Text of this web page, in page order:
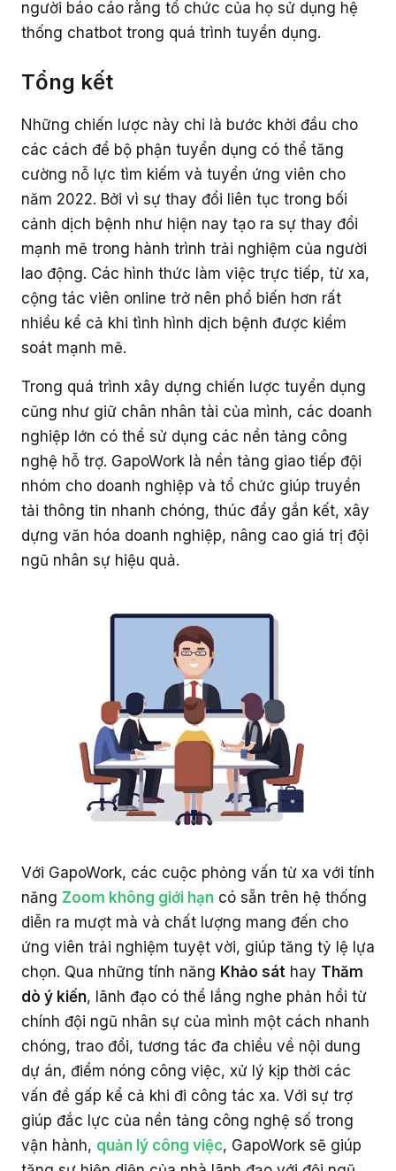
người báo cáo rằng tổ chức của họ sử dụng hệ
thống chatbot trong quá trình tuyển dụng.
Tổng kết
Những chiến lược này chỉ là bước khởi đầu cho
các cách để bộ phận tuyển dụng có thể tăng
cường nỗ lực tìm kiếm và tuyển ứng viên cho
năm 2022. Bởi vì sự thay đổi liên tục trong bối
cảnh dịch bệnh như hiện nay tạo ra sự thay đổi
mạnh mẽ trong hành trình trải nghiệm của người
lao động. Các hình thức làm việc trực tiếp, từ xa,
cộng tác viên online trở nên phổ biến hơn rất
nhiều kể cả khi tình hình dịch bệnh được kiểm
soát mạnh mẽ.
Trong quá trình xây dựng chiến lược tuyển dụng
cũng như giữ chân nhân tài của mình, các doanh
nghiệp lớn có thể sử dụng các nền tảng công
nghệ hỗ trợ. GapoWork là nền tảng giao tiếp đội
nhóm cho doanh nghiệp và tổ chức giúp truyền
tải thông tin nhanh chóng, thúc đẩy gắn kết, xây
dựng văn hóa doanh nghiệp, nâng cao giá trị đội
ngũ nhân sự hiệu quả.
Với GapoWork, các cuộc phỏng vấn từ xa với tính
năng Zoom không giới hạn có sẵn trên hệ thống
diễn ra mượt mà và chất lượng mang đến cho
ứng viên trải nghiệm tuyệt vời, giúp tăng tỷ lệ lựa
chọn. Qua những tính năng Khảo sát hay Thăm
dò ý kiến, lãnh đạo có thể lắng nghe phản hồi từ
chính đội ngũ nhân sự của mình một cách nhanh
chóng, trao đổi, tương tác đa chiều về nội dung
dự án, điểm nóng công việc, xử lý kịp thời các
vấn đề gấp kể cả khi đi công tác xa. Với sự trợ
giúp đắc lực của nền tảng công nghệ số trong
vận hành, quản lý công việc, GapoWork sẽ giúp